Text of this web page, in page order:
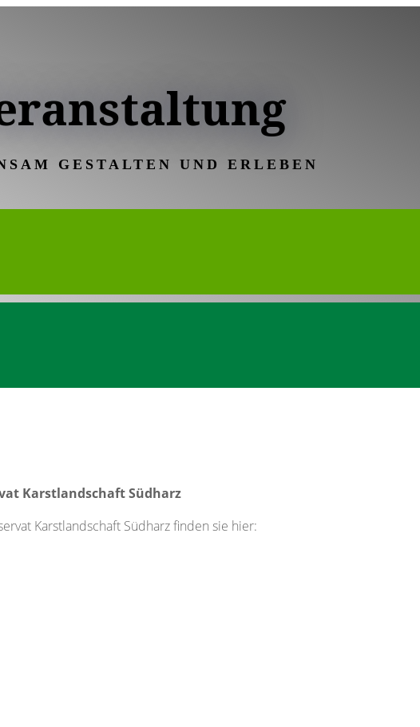
GESTALTEN UND ERLEBEN
Karstlandschaft Südharz
Karstlandschaft Südharz finden sie hier: